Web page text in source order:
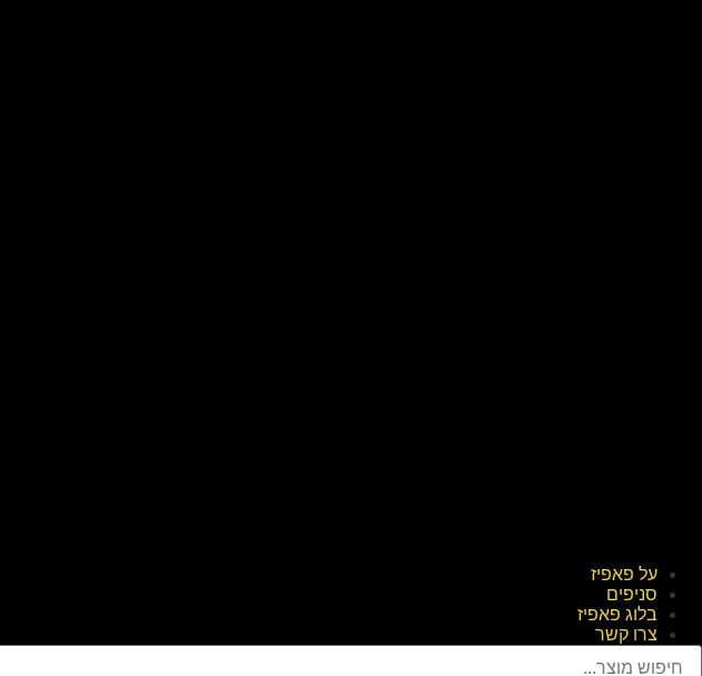
על פאפיז
סניפים
בלוג פאפיז
צרו קשר